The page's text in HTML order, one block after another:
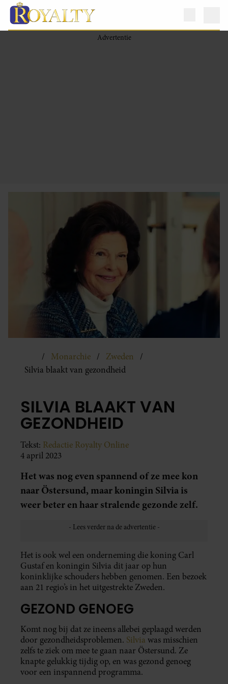
Monarchie
Zweden
Silvia blaakt van gezondheid
SILVIA BLAAKT VAN
GEZONDHEID
Tekst: Redactie Royalty Online
4 april 2023
Het was nog even spannend of ze mee kon
naar Östersund, maar koningin Silvia is
weer beter en haar stralende gezonde zelf.
Het is ook wel een onderneming die koning Carl
Gustaf en koningin Silvia dit jaar op hun
koninklijke schouders hebben genomen. Een bezoek
aan 21 regio’s in het uitgestrekte Zweden.
GEZOND GENOEG
Komt nog bij dat ze ineens allebei geplaagd werden
door gezondheidsproblemen. Silvia was misschien
zelfs te ziek om mee te gaan naar Östersund. Ze
knapte gelukkig tijdig op, en was gezond genoeg
voor een inspannend programma.